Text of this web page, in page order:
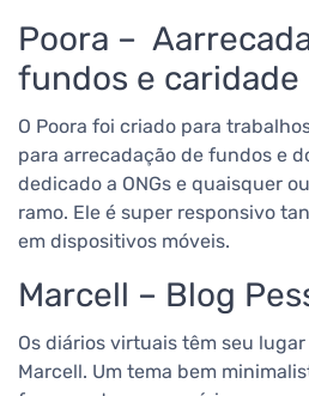
Poora –
fundos e caridade
O Poora foi criado para
para arrecadação de fundos e
dedicado a ONGs e quaisquer
ramo. Ele é super responsivo
em dispositivos móveis.
Marcell – Blog
Os diários virtuais têm seu
Marcell. Um tema bem